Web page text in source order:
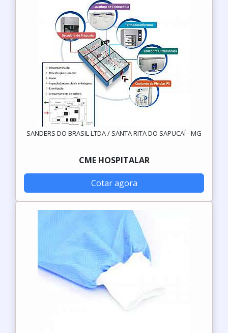
SANDERS DO BRASIL LTDA / SANTA RITA DO SAPUCAÍ - MG
CME HOSPITALAR
Cotar agora